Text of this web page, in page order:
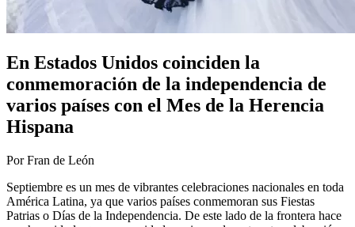
En Estados Unidos coinciden la
conmemoración de la independencia de
varios países con el Mes de la Herencia
Hispana
Por Fran de León
Septiembre es un mes de vibrantes celebraciones nacionales en toda
América Latina, ya que varios países conmemoran sus Fiestas
Patrias o Días de la Independencia. De este lado de la frontera hace